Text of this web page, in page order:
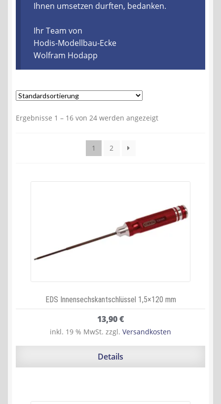
Kontakt
AGB
Widerrufsbelehrung
Datenschutzerklärung
Ihnen umsetzen durften, bedanken.
Ihr Team von
Hodis-Modellbau-Ecke
Wolfram Hodapp
Ergebnisse 1 – 16 von 24 werden angezeigt
1 2
EDS Innensechskantschlüssel 1,5×120 mm
13,90€
inkl. 19 % MwSt. zzgl. Versandkosten
Details